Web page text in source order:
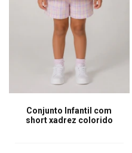
Conjunto Infantil com
short xadrez colorido